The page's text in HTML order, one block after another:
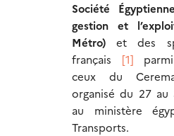
Société
gestion et
Métro) et des
français [1]
ceux du
organisé du 27 au
au ministère
Transports.